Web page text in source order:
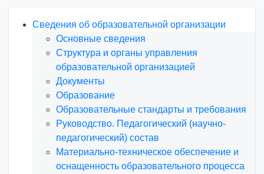
Сведения об образовательной организации
Основные сведения
Структура и органы управления
образовательной организацией
Документы
Образование
Образовательные стандарты и требования
Руководство. Педагогический (научно-
педагогический) состав
Материально-техническое обеспечение и
оснащенность образовательного процесса